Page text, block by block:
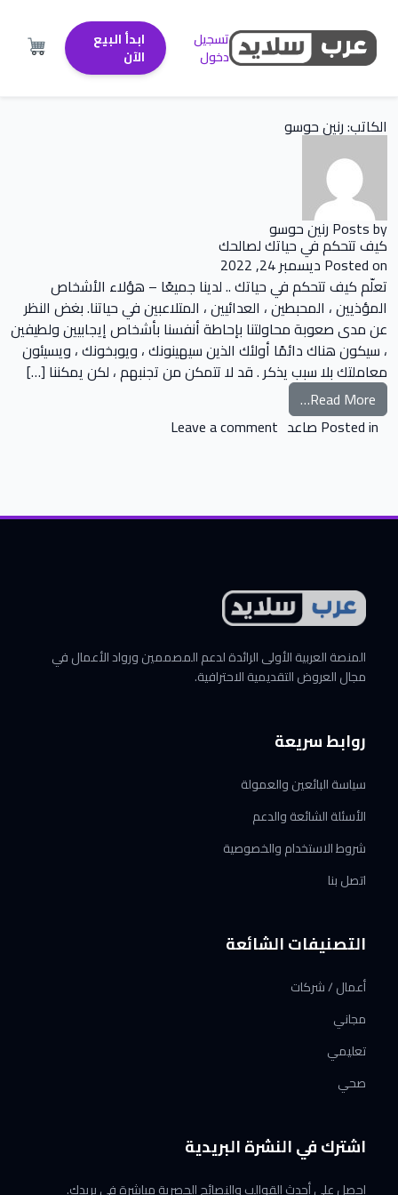
تسجيل
دخول
ابدأ البيع
الآن
الكاتب:رنين حوسو
Posts by رنين حوسو
كيف تتحكم في حياتك لصالحك
Posted onديسمبر 24, 2022
تعلّم كيف تتحكم في حياتك .. لدينا جميعًا – هؤلاء الأشخاص
المؤذيين ، المحبطين ، العدائيين ، المتلاعبين في حياتنا. بغض النظر
عن مدى صعوبة محاولتنا بإحاطة أنفسنا بأشخاص إيجابيين ولطيفين
، سيكون هناك دائمًا أولئك الذين سيهينونك ، ويوبخونك ، ويسيئون
معاملتك بلا سبب يذكر . قد لا تتمكن من تجنبهم ، لكن يمكننا […]
Read More… from كيف تتحكم في حياتك لصالحك
Posted in صاعد Leave a comment
المنصة العربية الأولى الرائدة لدعم المصممين ورواد الأعمال في
مجال العروض التقديمية الاحترافية.
روابط سريعة
سياسة البائعين والعمولة
الأسئلة الشائعة والدعم
شروط الاستخدام والخصوصية
اتصل بنا
التصنيفات الشائعة
أعمال / شركات
مجاني
تعليمي
صحي
اشترك في النشرة البريدية
احصل على أحدث القوالب والنصائح الحصرية مباشرة في بريدك.